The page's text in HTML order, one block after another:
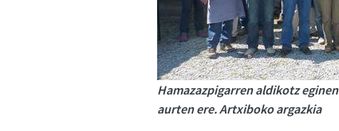
Hamazazpigarren aldikotz
aurten ere. Artxiboko argazkia